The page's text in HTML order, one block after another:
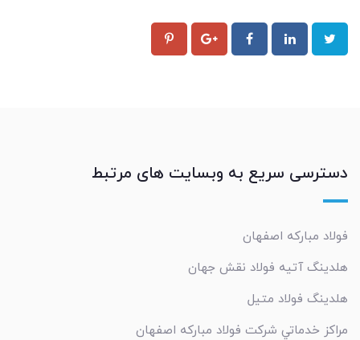
دسترسی سریع به وبسایت های مرتبط
فولاد مبارکه اصفهان
هلدینگ آتیه فولاد نقش جهان
هلدینگ فولاد متیل
مراکز خدماتي شرکت فولاد مبارکه اصفهان